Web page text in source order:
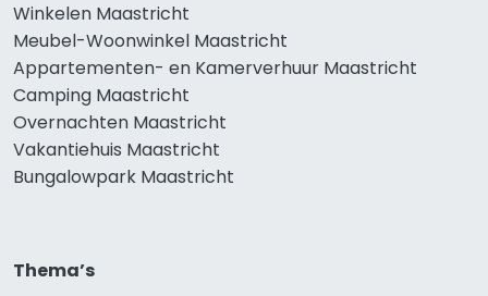
Winkelen Maastricht
Meubel-Woonwinkel Maastricht
Appartementen- en Kamerverhuur Maastricht
Camping Maastricht
Overnachten Maastricht
Vakantiehuis Maastricht
Bungalowpark Maastricht
Thema’s